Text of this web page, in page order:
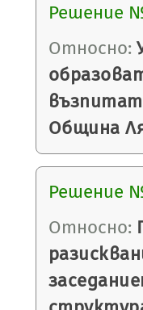
Решение
Относно:
Община
Решение
Относно: